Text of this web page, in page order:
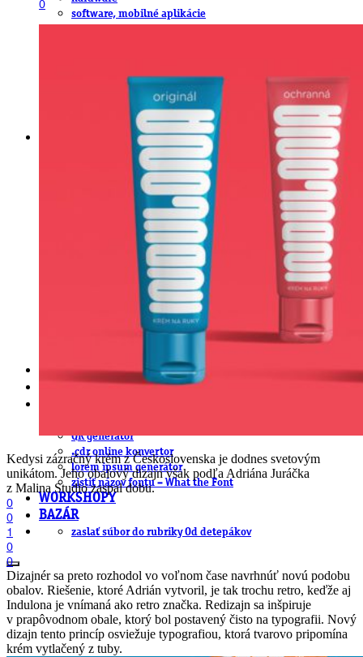
software, mobilné aplikácie
pracovné ponuky
pdf, ps, acrobat, distiller
fonty, písmo, typografia
farby a color management návody
fonty zadarmo
DENNÍK DETEPÁKA
OD DETEPÁKOV
QR generátor
.cdr online konvertor
lorem ipsum generátor
zistiť názov fontu – What the Font
WORKSHOPY
BAZÁR
zaslať súbor do rubriky Od detepákov
0
Kedysi zázračný krém z Československa je dodnes svetovým
unikátom. Jeho obalový dizajn však podľa Adriána Juráčka
z Malina Studio zaspal dobu.
0
0
1
0
0
Dizajnér sa preto rozhodol vo voľnom čase navrhnúť novú podobu
obalov. Riešenie, ktoré Adrián vytvoril, je tak trochu retro, keďže aj
Indulona je vnímaná ako retro značka. Redizajn sa inšpiruje
v prapôvodnom obale, ktorý bol postavený čisto na typografii. Nový
dizajn tento princíp osviežuje typografiou, ktorá tvarovo pripomína
krém vytlačený z tuby.